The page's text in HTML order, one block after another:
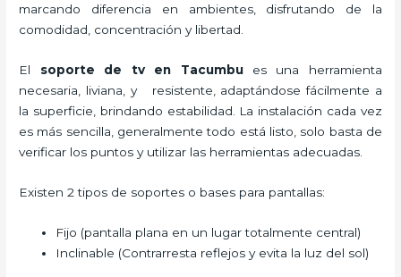
marcando diferencia en ambientes, disfrutando de la
comodidad, concentración y libertad.
El soporte de tv en Tacumbu es una herramienta
necesaria, liviana, y resistente, adaptándose fácilmente a
la superficie, brindando estabilidad. La instalación cada vez
es más sencilla, generalmente todo está listo, solo basta de
verificar los puntos y utilizar las herramientas adecuadas.
Existen 2 tipos de soportes o bases para pantallas:
Fijo (pantalla plana en un lugar totalmente central)
Inclinable (Contrarresta reflejos y evita la luz del sol)